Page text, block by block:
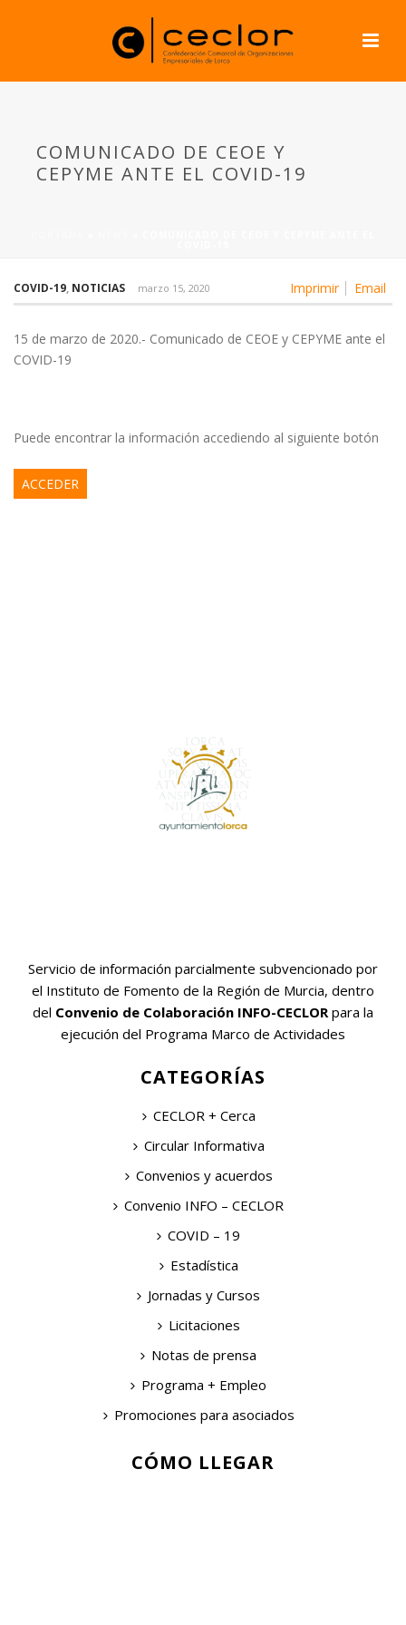
COMUNICADO DE CEOE Y
CEPYME ANTE EL COVID-19
Imprimir Email
COVID-19, NOTICIAS marzo 15, 2020
15 de marzo de 2020.- Comunicado de CEOE y CEPYME ante el
COVID-19
Puede encontrar la información accediendo al siguiente botón
ACCEDER
Servicio de información parcialmente subvencionado por
el Instituto de Fomento de la Región de Murcia, dentro
del Convenio de Colaboración INFO-CECLOR para la
ejecución del Programa Marco de Actividades
CATEGORÍAS
CECLOR + Cerca
Circular Informativa
Convenios y acuerdos
Convenio INFO – CECLOR
COVID – 19
Estadística
Jornadas y Cursos
Licitaciones
Notas de prensa
Programa + Empleo
Promociones para asociados
CÓMO LLEGAR